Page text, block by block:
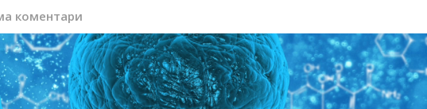
коментари